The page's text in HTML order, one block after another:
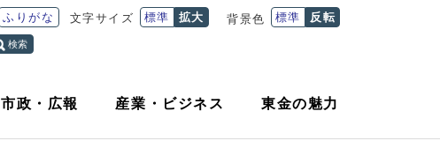
ふりがな 文字サイズ 標準 拡大 背景色 標準 反転
検索
市政 ・ 広報 産業 ・ ビジネス 東金の魅力